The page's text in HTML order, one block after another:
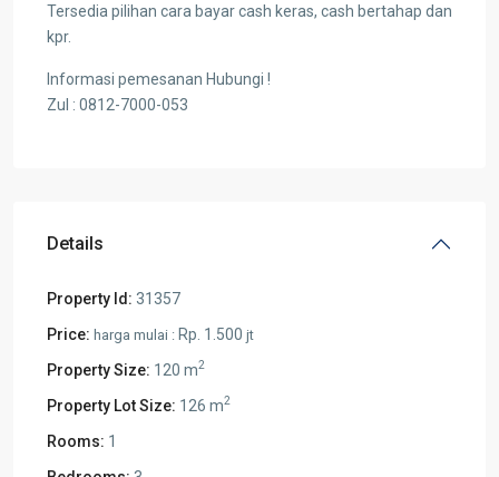
Tersedia pilihan cara bayar cash keras, cash bertahap dan
kpr.
Informasi pemesanan Hubungi !
Zul : 0812-7000-053
Details
Property Id: 31357
Price: harga mulai : Rp. 1.500 jt
Property Size: 120 m2
Property Lot Size: 126 m2
Rooms: 1